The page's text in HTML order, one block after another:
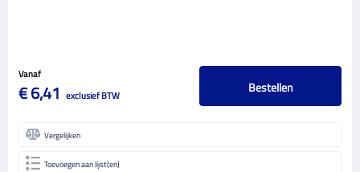
Vanaf
€ 6,41 exclusief BTW Bestellen
Vergelijken
Toevoegen aan lijst(en)